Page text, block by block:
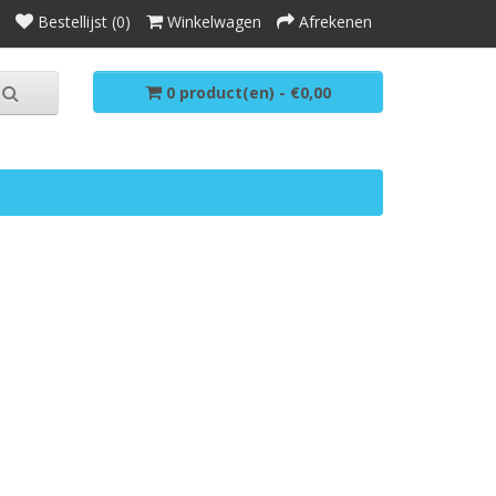
Bestellijst (0) Winkelwagen Afrekenen
0 product(en) - €0,00